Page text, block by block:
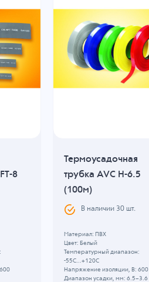
8
Термоусадочная
трубка AVC H-6.5
(100м)
В наличии 30 шт.
Материал: ПВХ
Цвет: Белый
Температурный диапазон:
-55C...+120C
Напряжение изоляции, В: 600
Диапазон усадки, мм: 6.5~3.6